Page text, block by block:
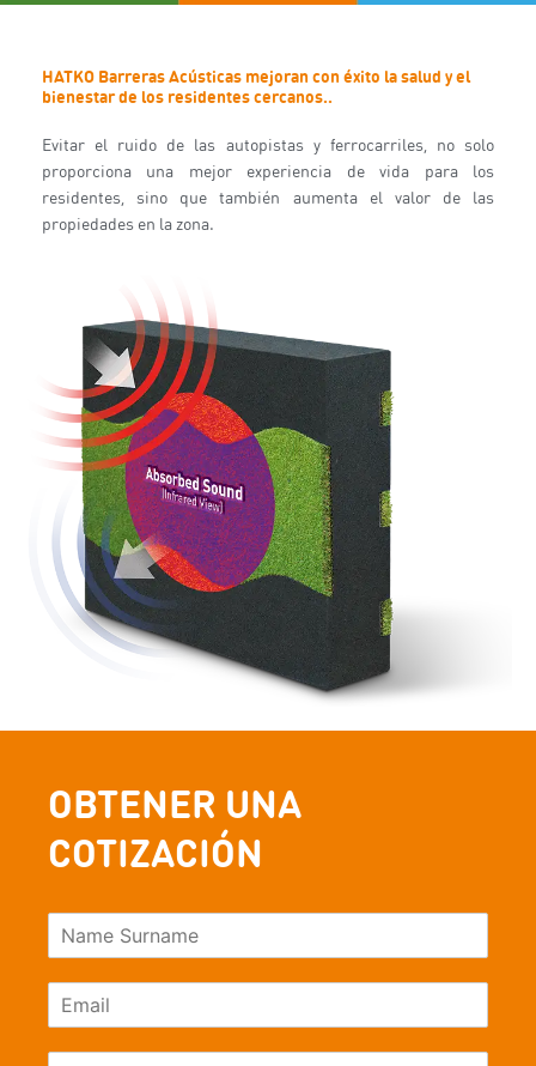
HATKO Barreras Acústicas mejoran con éxito la salud y el
bienestar de los residentes cercanos..
Evitar el ruido de las autopistas y ferrocarriles, no solo
proporciona una mejor experiencia de vida para los
residentes, sino que también aumenta el valor de las
propiedades en la zona.
OBTENER UNA
COTIZACIÓN